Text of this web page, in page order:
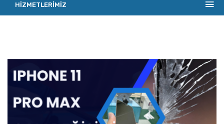
HİZMETLERİMİZ